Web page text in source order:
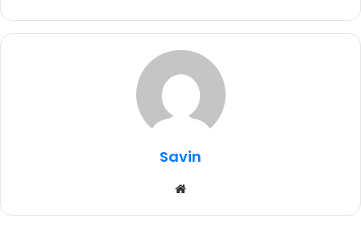
c
e
it
te
at
s
A
p
e
g
ra
ar
e
Savin